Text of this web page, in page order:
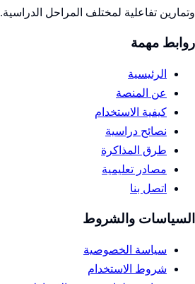
وتمارين تفاعلية لمختلف المراحل الدراسية.
روابط مهمة
الرئيسية
عن المنصة
كيفية الاستخدام
نصائح دراسية
طرق المذاكرة
مصادر تعليمية
اتصل بنا
السياسات والشروط
سياسة الخصوصية
شروط الاستخدام